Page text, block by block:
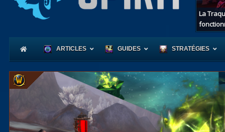
La
ARTICLES GUIDES
Coeur
STRATÉGIES